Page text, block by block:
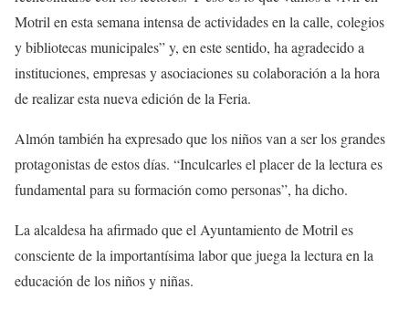
Motril en esta semana intensa de actividades en la calle, colegios
y bibliotecas municipales” y, en este sentido, ha agradecido a
instituciones, empresas y asociaciones su colaboración a la hora
de realizar esta nueva edición de la Feria.
Almón también ha expresado que los niños van a ser los grandes
protagonistas de estos días. “Inculcarles el placer de la lectura es
fundamental para su formación como personas”, ha dicho.
La alcaldesa ha afirmado que el Ayuntamiento de Motril es
consciente de la importantísima labor que juega la lectura en la
educación de los niños y niñas.